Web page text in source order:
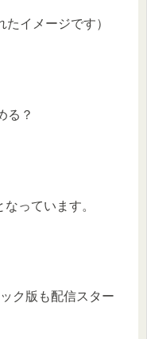
イメージです）
る？
なっています。
ク版も配信スター